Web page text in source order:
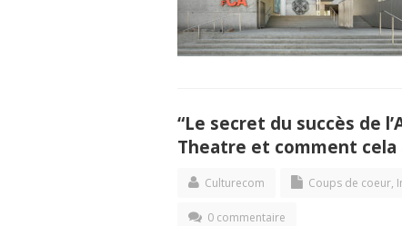
“Le secret du succès de
Theatre et comment cela
Culturecom Coups de coeur,
0 commentaire